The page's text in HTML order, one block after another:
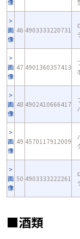
像
画
像
46 4903333220731
画
像
47 4901360357413
画
像
48 4902410666417
画
像
49 4570117912009
画
像
50 4903333222261
■酒類